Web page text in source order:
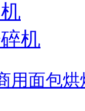
机
用面包烘